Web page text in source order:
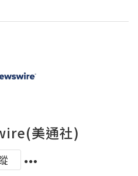
美通社)